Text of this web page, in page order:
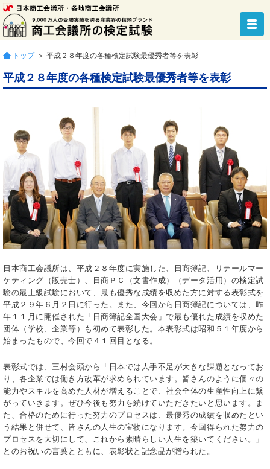
トップ ＞ 平成２８年度の各種検定試験最優秀者等を表彰
平成２８年度の各種検定試験最優秀者等を表彰
日本商工会議所は、平成２８年度に実施した、日商簿記、リテールマー
ケティング（販売士）、日商ＰＣ（文書作成）（データ活用）の検定試
験の最上級試験において、最も優秀な成績を収めた方に対する表彰式を
平成２９年６月２日に行った。また、今回から日商簿記については、昨
年１１月に開催された「日商簿記全国大会」で最も優れた成績を収めた
団体（学校、企業等）も初めて表彰した。本表彰式は昭和５１年度から
始まったもので、今回で４１回目となる。
表彰式では、三村会頭から「日本では人手不足が大きな課題となってお
り、各企業では働き方改革が求められています。皆さんのように個々の
能力やスキルを高めた人材が増えることで、社会全体の生産性向上に繋
がっていきます。ぜひ今後も努力を続けていただきたいと思います。ま
た、合格のために行った努力のプロセスは、最優秀の成績を収めたとい
う結果と併せて、皆さんの人生の宝物になります。今回得られた努力の
プロセスを大切にして、これから素晴らしい人生を築いてください。」
とのお祝いの言葉とともに、表彰状と記念品が贈られた。